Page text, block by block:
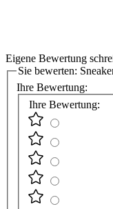
Eigene Bewertung
Sie bewerten:
Ihre Bewertung:
Ihre Bewertung: